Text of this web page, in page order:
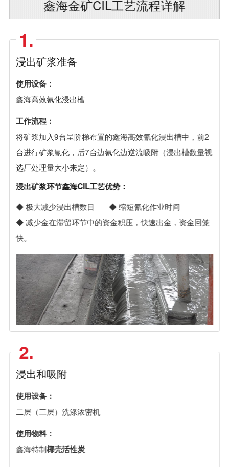
鑫海金矿CIL工艺流程详解
1.
浸出矿浆准备
使用设备：
鑫海高效氰化浸出槽
工作流程：
将矿浆加入9台呈阶梯布置的鑫海高效氰化浸出槽中，前2
台进行矿浆氰化，后7台边氰化边逆流吸附（浸出槽数量视
选厂处理量大小来定）。
浸出矿浆环节鑫海CIL工艺优势：
◆ 极大减少浸出槽数目
◆ 缩短氰化作业时间
◆ 减少金在滞留环节中的资金积压，快速出金，资金回笼
快。
2.
浸出和吸附
使用设备：
二层（三层）洗涤浓密机
使用物料：
鑫海特制椰壳活性炭